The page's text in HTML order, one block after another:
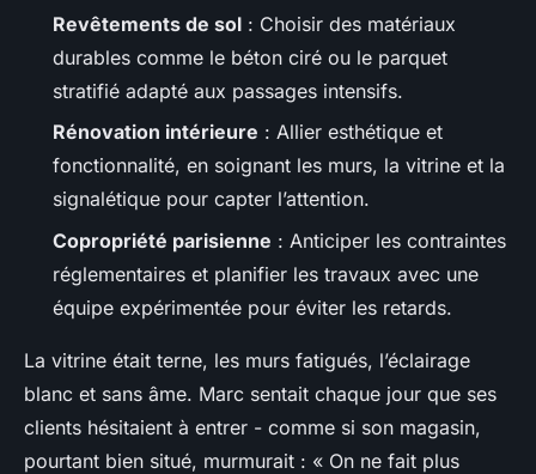
Revêtements de sol : Choisir des matériaux
durables comme le béton ciré ou le parquet
stratifié adapté aux passages intensifs.
Rénovation intérieure : Allier esthétique et
fonctionnalité, en soignant les murs, la vitrine et la
signalétique pour capter l’attention.
Copropriété parisienne : Anticiper les contraintes
réglementaires et planifier les travaux avec une
équipe expérimentée pour éviter les retards.
La vitrine était terne, les murs fatigués, l’éclairage
blanc et sans âme. Marc sentait chaque jour que ses
clients hésitaient à entrer - comme si son magasin,
pourtant bien situé, murmurait : « On ne fait plus